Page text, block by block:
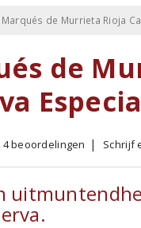
Marqués de Murrieta Rioja
de
4 beoordelingen Schrijf